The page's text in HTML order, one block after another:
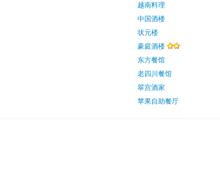
越南料理
中国酒楼
状元楼
豪庭酒楼
东方餐馆
老四川餐馆
翠宫酒家
苹果自助餐厅